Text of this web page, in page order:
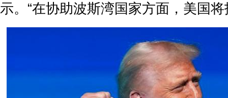
示。“在协助波斯湾国家方面，美国